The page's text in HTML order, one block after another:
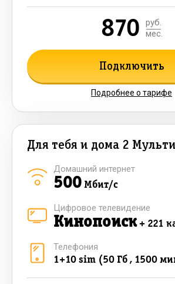
870
руб.
мес.
Подключить
Подробнее о тарифе
Для тебя и дома 2 Мульти
500Мбит/с
Домашний интернет
Кинопоиск+ 221
Цифровое телевидение
1+10 sim (50 Гб , 1500
Телефония